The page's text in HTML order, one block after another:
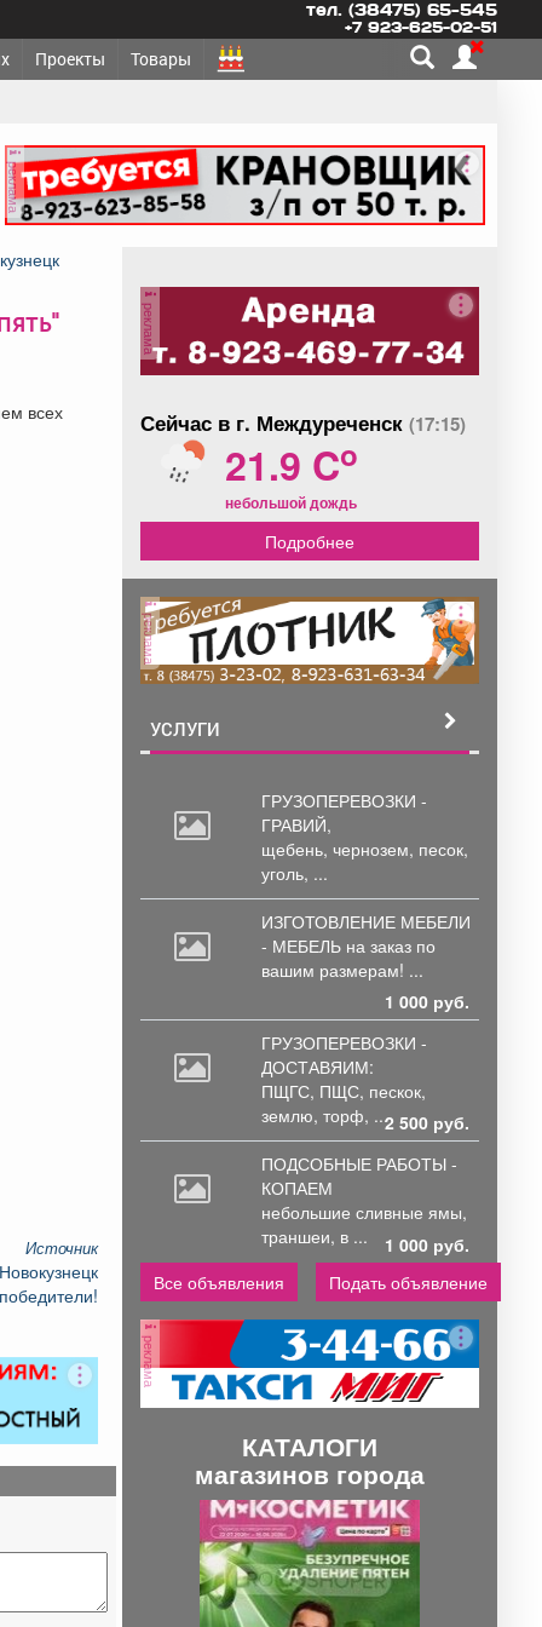
тел. (38475) 65-545
+7 923-625-02-51
Проекты Товары
реклама
всех
Источник
реклама
Сейчас в г. Междуреченск (17:15)
21.9 Co
небольшой дождь
Подробнее
реклама
УСЛУГИ
ГРУЗОПЕРЕВОЗКИ -
ГРАВИЙ,
щебень, чернозем, песок,
уголь, ...
ИЗГОТОВЛЕНИЕ МЕБЕЛИ
- МЕБЕЛЬ на заказ по
вашим размерам! ...
1 000 руб.
ГРУЗОПЕРЕВОЗКИ -
ДОСТАВЯИМ:
ПЩГС, ПЩС, пескок,
землю, торф, ...2 500 руб.
ПОДСОБНЫЕ РАБОТЫ -
КОПАЕМ
небольшие сливные ямы,
траншеи, в ...
1 000 руб.
Все объявления
Подать объявление
реклама
КАТАЛОГИ
магазинов города